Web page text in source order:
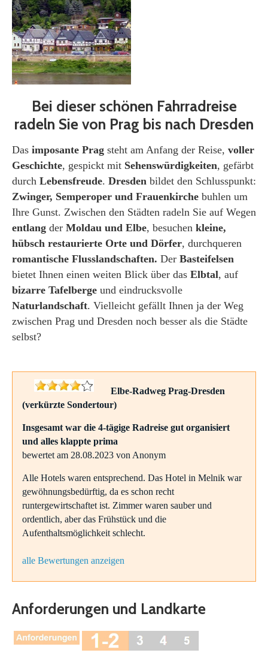
Bei dieser schönen Fahrradreise
radeln Sie von Prag bis nach Dresden
Das imposante Prag steht am Anfang der Reise, voller
Geschichte, gespickt mit Sehenswürdigkeiten, gefärbt
durch Lebensfreude. Dresden bildet den Schlusspunkt:
Zwinger, Semperoper und Frauenkirche buhlen um
Ihre Gunst. Zwischen den Städten radeln Sie auf Wegen
entlang der Moldau und Elbe, besuchen kleine,
hübsch restaurierte Orte und Dörfer, durchqueren
romantische Flusslandschaften. Der Basteifelsen
bietet Ihnen einen weiten Blick über das Elbtal, auf
bizarre Tafelberge und eindrucksvolle
Naturlandschaft. Vielleicht gefällt Ihnen ja der Weg
zwischen Prag und Dresden noch besser als die Städte
selbst?
Elbe-Radweg Prag-Dresden
(verkürzte Sondertour)
Insgesamt war die 4-tägige Radreise gut organisiert
und alles klappte prima
bewertet am 28.08.2023 von Anonym
Alle Hotels waren entsprechend. Das Hotel in Melnik war
gewöhnungsbedürftig, da es schon recht
runtergewirtschaftet ist. Zimmer waren sauber und
ordentlich, aber das Frühstück und die
Aufenthaltsmöglichkeit schlecht.
alle Bewertungen anzeigen
Anforderungen und Landkarte